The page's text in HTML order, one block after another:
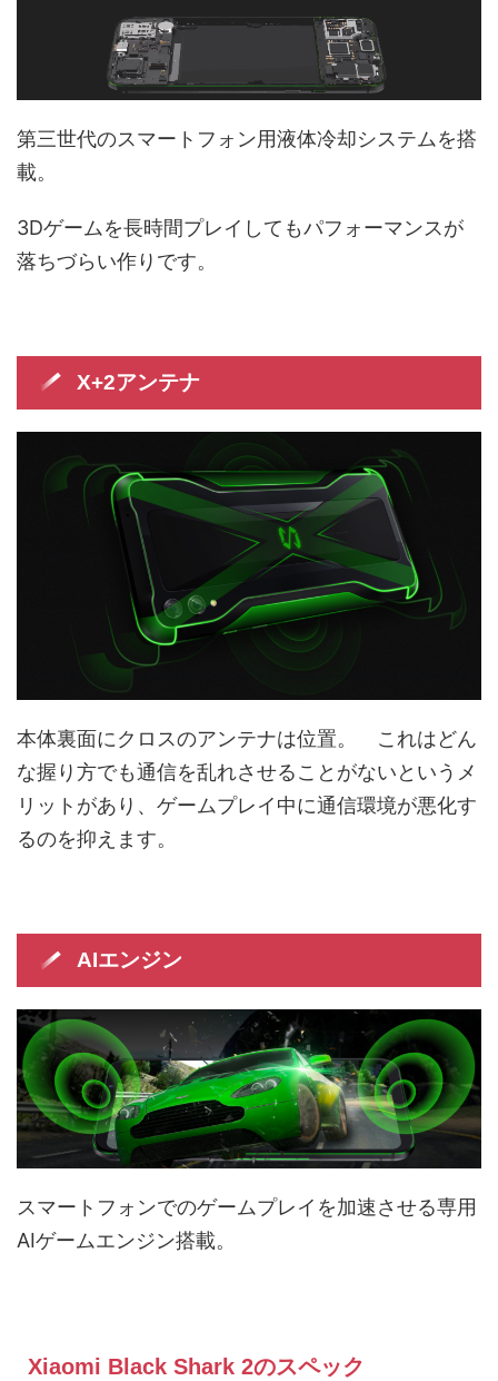
第三世代のスマートフォン用液体冷却システムを搭
載。
3Dゲームを長時間プレイしてもパフォーマンスが
落ちづらい作りです。
X+2アンテナ
本体裏面にクロスのアンテナは位置。 これはどん
な握り方でも通信を乱れさせることがないというメ
リットがあり、ゲームプレイ中に通信環境が悪化す
るのを抑えます。
AIエンジン
スマートフォンでのゲームプレイを加速させる専用
AIゲームエンジン搭載。
Xiaomi Black Shark 2のスペック